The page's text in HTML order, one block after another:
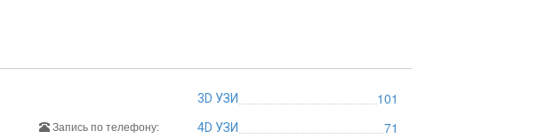
Запись по телефону:
3D УЗИ 101
4D УЗИ 71